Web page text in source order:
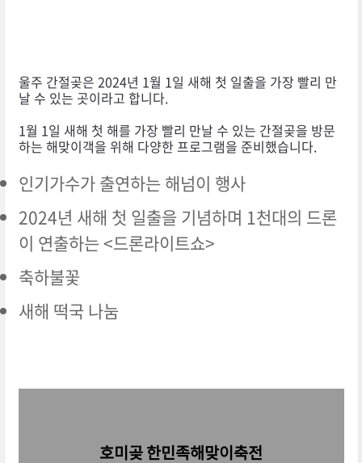
울주 간절곶은 2024년 1월 1일 새해 첫 일출을 가장 빨리 만
날 수 있는 곳이라고 합니다.
1월 1일 새해 첫 해를 가장 빨리 만날 수 있는 간절곶을 방문
하는 해맞이객을 위해 다양한 프로그램을 준비했습니다.
인기가수가 출연하는 해넘이 행사
2024년 새해 첫 일출을 기념하며 1천대의 드론
이 연출하는 <드론라이트쇼>
축하불꽃
새해 떡국 나눔
호미곶 한민족해맞이축전